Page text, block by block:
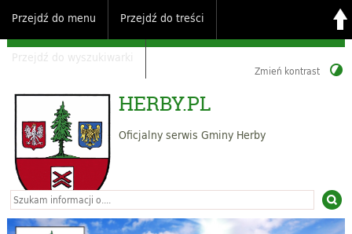
Przejdź do menu Przejdź do treści
Przejdź do wyszukiwarki
Zmień kontrast
HERBY.PL
Oficjalny serwis Gminy Herby